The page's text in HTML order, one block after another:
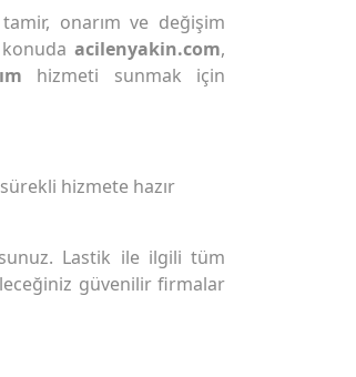
onarım ve değişim
acilenyakin.com,
hizmeti sunmak için
hizmete hazır
Lastik ile ilgili tüm
güvenilir firmalar